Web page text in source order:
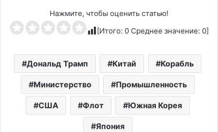
Нажмите, чтобы оценить статью!
[Итого: 0 Среднее значение: 0]
Дональд Трамп Китай Корабль
Министерство Промышленность
США Флот Южная Корея
Япония